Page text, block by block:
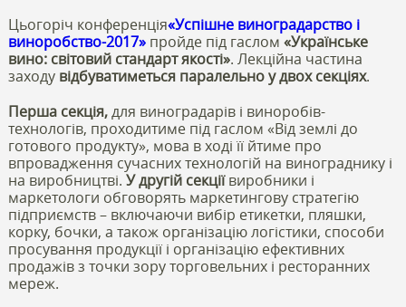
Цьогоріч конференція«Успішне виноградарство і
виноробство-2017» пройде під гаслом «Українське
вино: світовий стандарт якості». Лекційна частина
заходу відбуватиметься паралельно у двох секціях.
Перша секція,для виноградарів і виноробів-
технологів, проходитиме під гаслом «Від землі до
готового продукту», мова в ході її йтиме про
впровадження сучасних технологій на винограднику і
на виробництві. У другій секціївиробники і
маркетологи обговорять маркетингову стратегію
підприємств – включаючи вибір етикетки, пляшки,
корку, бочки, а також організацію логістики, способи
просування продукції і організацію ефективних
продажів з точки зору торговельних і ресторанних
мереж.